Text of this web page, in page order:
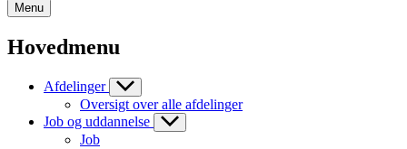
Menu
Hovedmenu
Afdelinger
Oversigt over alle afdelinger
Job og uddannelse
Job